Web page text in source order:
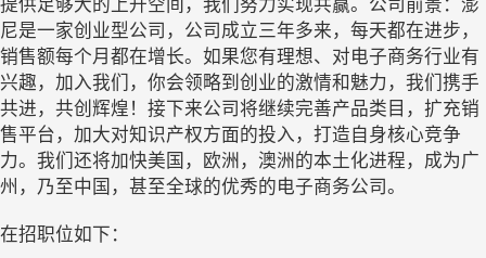
尼是一家创业型公司，公司成立三年多来，每天都在进步，
销售额每个月都在增长。如果您有理想、对电子商务行业有
兴趣，加入我们，你会领略到创业的激情和魅力，我们携手
共进，共创辉煌！接下来公司将继续完善产品类目，扩充销
售平台，加大对知识产权方面的投入，打造自身核心竞争
力。我们还将加快美国，欧洲，澳洲的本土化进程，成为广
州，乃至中国，甚至全球的优秀的电子商务公司。
在招职位如下：